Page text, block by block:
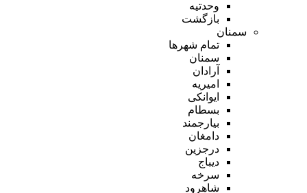
وحدتیه
بازگشت
سمنان
تمام شهر‌ها
سمنان
آرادان
امیریه
ایوانکی
بسطام
بیارجمند
دامغان
درجزین
دیباج
سرخه
شاهرود